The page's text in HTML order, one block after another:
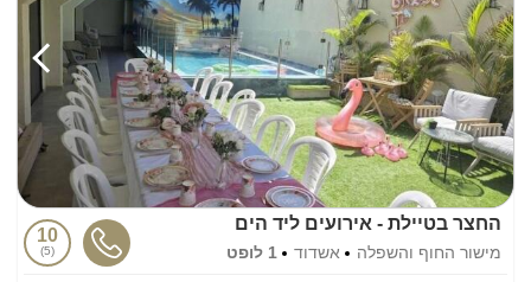
החצר בטיילת - אירועים ליד הים
מישור החוף והשפלה אשדוד 1 לופט
10
5